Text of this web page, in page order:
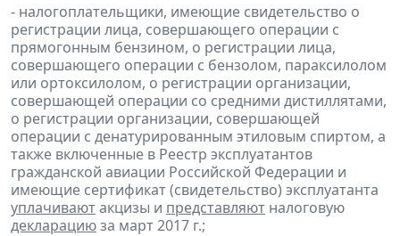
- налогоплательщики, имеющие свидетельство о
регистрации лица, совершающего операции с
прямогонным бензином, о регистрации лица,
совершающего операции с бензолом, параксилолом
или ортоксилолом, о регистрации организации,
совершающей операции со средними дистиллятами,
о регистрации организации, совершающей
операции с денатурированным этиловым спиртом, а
также включенные в Реестр эксплуатантов
гражданской авиации Российской Федерации и
имеющие сертификат (свидетельство) эксплуатанта
уплачиваютакцизы и представляют налоговую
декларациюза март 2017 г.;